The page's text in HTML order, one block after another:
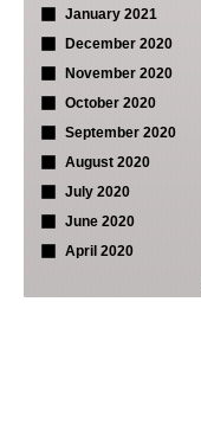
January 2021
December 2020
November 2020
October 2020
September 2020
August 2020
July 2020
June 2020
April 2020